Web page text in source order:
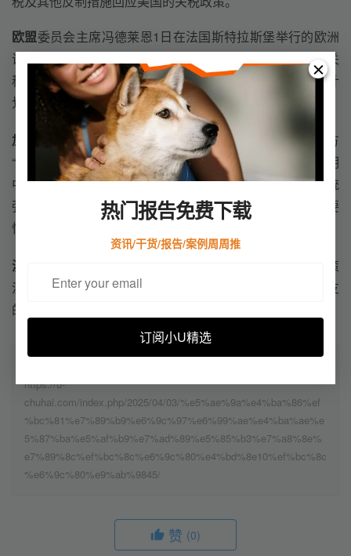
热门报告免费下载
资讯/干货/报告/案例周周推
订阅小U精选
欧盟委员会主席冯德莱恩1日在法国斯特拉斯堡举行的欧洲
议会全会上说，美国加征关税的做法是错误的，广泛加征关
税只会让国际贸易状况变得更糟。欧盟有强有力的反制计
划，必要时将反击美国关税政策。
加拿大
总理卡尼和墨西哥总统辛鲍姆1日通话，讨论了加方
“打击美国不合理贸易行动”的计划。卡尼办公室在一份声明
中说：“面对未来充满挑战的时代，卡尼总理和辛鲍姆总统
强调了在尊重每个国家主权的同时维护北美的竞争力的重要
性。”
澳大利亚
总理阿尔巴尼斯3日表示，“特朗普政府的关税政策
没有逻辑依据，违背我们两国伙伴关系的基础”“这不是朋友
的行为”。
https://u-
chuhai.com/index.php/2025/04/03/%e5%ae%9a%e4%ba%86%ef
%bc%81%e7%89%b9%e6%9c%97%e6%99%ae%e4%ba%ae%e
5%87%ba%e5%af%b9%e7%ad%89%e5%85%b3%e7%a8%8e%
e7%89%8c%ef%bc%8c%e6%9c%80%e4%bd%8e10%ef%bc%8c
%e6%9c%80%e9%ab%9845/
赞 (0)